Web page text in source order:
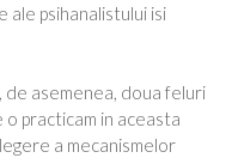
psihanalistului isi
de asemenea, doua feluri
o practicam in aceasta
a mecanismelor